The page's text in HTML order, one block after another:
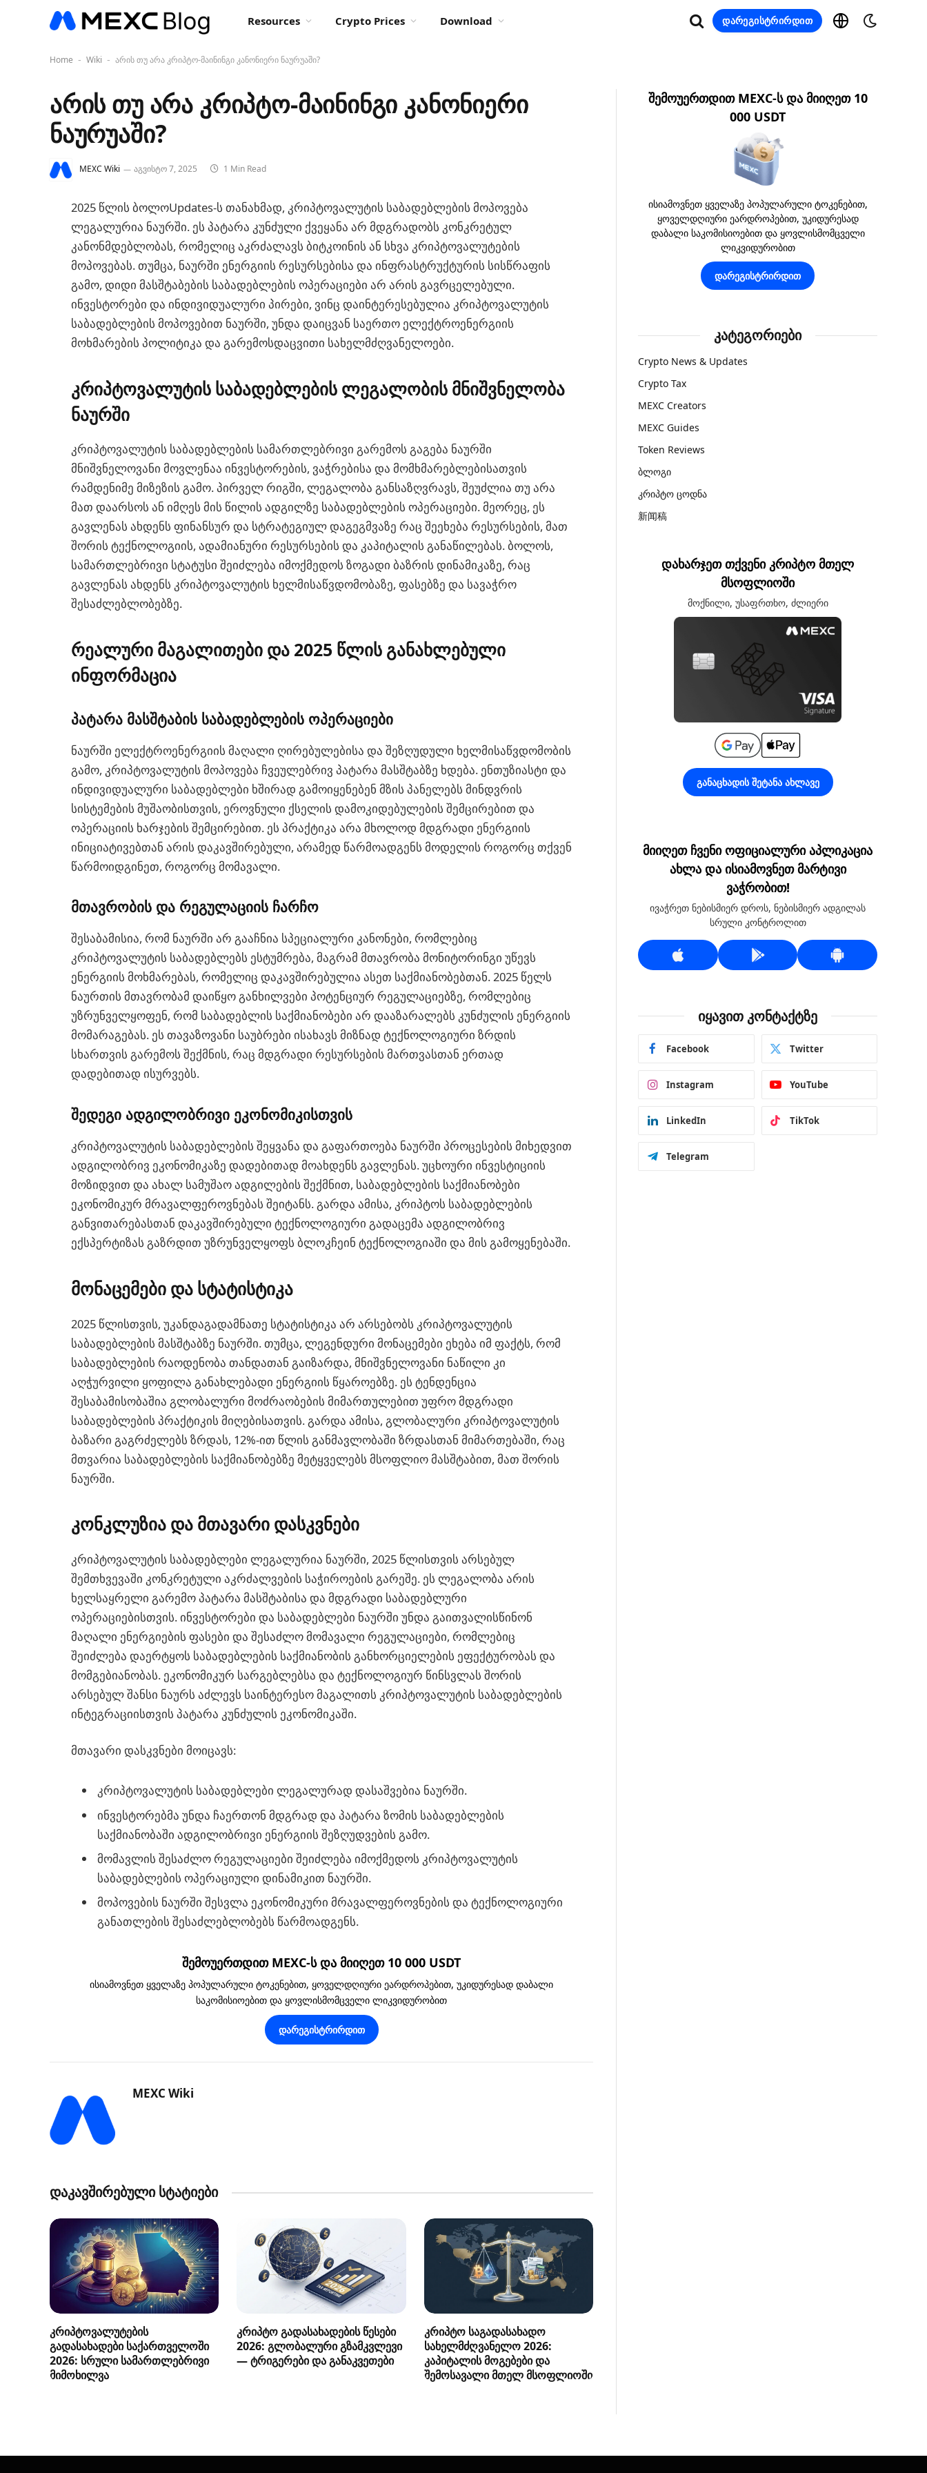
Resources Crypto Prices Download დარეგისტრირდით
Home - Wiki - არის თუ არა კრიპტო-მაინინგი კანონიერი ნაურუაში?
არის თუ არა კრიპტო-მაინინგი კანონიერი
ნაურუაში?
MEXC Wiki აგვისტო 7, 2025 1 Min Read
2025 წლის ბოლოUpdates-ს თანახმად, კრიპტოვალუტის საბადებლების მოპოვება
ლეგალურია ნაურში. ეს პატარა კუნძული ქვეყანა არ მდგრადობს კონკრეტულ
კანონმდებლობას, რომელიც აკრძალავს ბიტკოინის ან სხვა კრიპტოვალუტების
მოპოვებას. თუმცა, ნაურში ენერგიის რესურსებისა და ინფრასტრუქტურის სისწრაფის
გამო, დიდი მასშტაბების საბადებლების ოპერაციები არ არის გავრცელებული.
ინვესტორები და ინდივიდუალური პირები, ვინც დაინტერესებულია კრიპტოვალუტის
საბადებლების მოპოვებით ნაურში, უნდა დაიცვან საერთო ელექტროენერგიის
მოხმარების პოლიტიკა და გარემოსდაცვითი სახელმძღვანელოები.
კრიპტოვალუტის საბადებლების ლეგალობის მნიშვნელობა
ნაურში
კრიპტოვალუტის საბადებლების სამართლებრივი გარემოს გაგება ნაურში
მნიშვნელოვანი მოვლენაა ინვესტორების, ვაჭრებისა და მომხმარებლებისათვის
რამდენიმე მიზეზის გამო. პირველ რიგში, ლეგალობა განსაზღვრავს, შეუძლია თუ არა
მათ დაარსოს ან იმღეს მის წილის ადგილზე საბადებლების ოპერაციები. მეორეც, ეს
გავლენას ახდენს ფინანსურ და სტრატეგიულ დაგეგმვაზე რაც შეეხება რესურსების, მათ
შორის ტექნოლოგიის, ადამიანური რესურსების და კაპიტალის განაწილებას. ბოლოს,
სამართლებრივი სტატუსი შეიძლება იმოქმედოს ზოგადი ბაზრის დინამიკაზე, რაც
გავლენას ახდენს კრიპტოვალუტის ხელმისაწვდომობაზე, ფასებზე და სავაჭრო
შესაძლებლობებზე.
რეალური მაგალითები და 2025 წლის განახლებული
ინფორმაცია
პატარა მასშტაბის საბადებლების ოპერაციები
ნაურში ელექტროენერგიის მაღალი ღირებულებისა და შეზღუდული ხელმისაწვდომობის
გამო, კრიპტოვალუტის მოპოვება ჩვეულებრივ პატარა მასშტაბზე ხდება. ენთუზიასტი და
ინდივიდუალური საბადებლები ხშირად გამოიყენებენ მზის პანელებს მინდვრის
სისტემების მუშაობისთვის, ეროვნული ქსელის დამოკიდებულების შემცირებით და
ოპერაციის ხარჯების შემცირებით. ეს პრაქტიკა არა მხოლოდ მდგრადი ენერგიის
ინიციატივებთან არის დაკავშირებული, არამედ წარმოადგენს მოდელის როგორც თქვენ
წარმოიდგინეთ, როგორც მომავალი.
მთავრობის და რეგულაციის ჩარჩო
შესაბამისია, რომ ნაურში არ გააჩნია სპეციალური კანონები, რომლებიც
კრიპტოვალუტის საბადებლებს ესტუმრება, მაგრამ მთავრობა მონიტორინგი უწევს
ენერგიის მოხმარებას, რომელიც დაკავშირებულია ასეთ საქმიანობებთან. 2025 წელს
ნაურთის მთავრობამ დაიწყო განხილვები პოტენციურ რეგულაციებზე, რომლებიც
უზრუნველყოფენ, რომ საბადებლის საქმიანობები არ დააზარალებს კუნძულის ენერგიის
მომარაგებას. ეს თავაზოვანი საუბრები ისახავს მიზნად ტექნოლოგიური ზრდის
სხართვის გარემოს შექმნის, რაც მდგრადი რესურსების მართვასთან ერთად
დადებითად ისურვებს.
შედეგი ადგილობრივი ეკონომიკისთვის
კრიპტოვალუტის საბადებლების შეყვანა და გაფართოება ნაურში პროცესების მიხედვით
ადგილობრივ ეკონომიკაზე დადებითად მოახდენს გავლენას. უცხოური ინვესტიციის
მოზიდვით და ახალ სამუშაო ადგილების შექმნით, საბადებლების საქმიანობები
ეკონომიკურ მრავალფეროვნებას შეიტანს. გარდა ამისა, კრიპტოს საბადებლების
განვითარებასთან დაკავშირებული ტექნოლოგიური გადაცემა ადგილობრივ
ექსპერტიზას გაზრდით უზრუნველყოფს ბლოკჩეინ ტექნოლოგიაში და მის გამოყენებაში.
მონაცემები და სტატისტიკა
2025 წლისთვის, უკანდაგადამნათე სტატისტიკა არ არსებობს კრიპტოვალუტის
საბადებლების მასშტაბზე ნაურში. თუმცა, ლეგენდური მონაცემები ეხება იმ ფაქტს, რომ
საბადებლების რაოდენობა თანდათან გაიზარდა, მნიშვნელოვანი ნაწილი კი
აღჭურვილი ყოფილა განახლებადი ენერგიის წყაროებზე. ეს ტენდენცია
შესაბამისობაშია გლობალური მოძრაობების მიმართულებით უფრო მდგრადი
საბადებლების პრაქტიკის მიღებისათვის. გარდა ამისა, გლობალური კრიპტოვალუტის
ბაზარი გაგრძელებს ზრდას, 12%-ით წლის განმავლობაში ზრდასთან მიმართებაში, რაც
მთვარია საბადებლების საქმიანობებზე მეტყველებს მსოფლიო მასშტაბით, მათ შორის
ნაურში.
კონკლუზია და მთავარი დასკვნები
კრიპტოვალუტის საბადებლები ლეგალურია ნაურში, 2025 წლისთვის არსებულ
შემთხვევაში კონკრეტული აკრძალვების საჭიროების გარეშე. ეს ლეგალობა არის
ხელსაყრელი გარემო პატარა მასშტაბისა და მდგრადი საბადებლური
ოპერაციებისთვის. ინვესტორები და საბადებლები ნაურში უნდა გაითვალისწინონ
მაღალი ენერგიების ფასები და შესაძლო მომავალი რეგულაციები, რომლებიც
შეიძლება დაერტყოს საბადებლების საქმიანობის განხორციელების ეფექტურობას და
მომგებიანობას. ეკონომიკურ სარგებლებსა და ტექნოლოგიურ წინსვლას შორის
არსებულ შანსი ნაურს აძლევს საინტერესო მაგალითს კრიპტოვალუტის საბადებლების
ინტეგრაციისთვის პატარა კუნძულის ეკონომიკაში.
მთავარი დასკვნები მოიცავს:
კრიპტოვალუტის საბადებლები ლეგალურად დასაშვებია ნაურში.
ინვესტორებმა უნდა ჩაერთონ მდგრად და პატარა ზომის საბადებლების
საქმიანობაში ადგილობრივი ენერგიის შეზღუდვების გამო.
მომავლის შესაძლო რეგულაციები შეიძლება იმოქმედოს კრიპტოვალუტის
საბადებლების ოპერაციული დინამიკით ნაურში.
მოპოვების ნაურში შესვლა ეკონომიკური მრავალფეროვნების და ტექნოლოგიური
განათლების შესაძლებლობებს წარმოადგენს.
შემოუერთდით MEXC-ს და მიიღეთ 10 000 USDT
ისიამოვნეთ ყველაზე პოპულარული ტოკენებით, ყოველდღიური ეარდროპებით, უკიდურესად დაბალი
საკომისიოებით და ყოვლისმომცველი ლიკვიდურობით
დარეგისტრირდით
MEXC Wiki
დაკავშირებული სტატიები
კრიპტოვალუტების
გადასახადები საქართველოში
2026: სრული სამართლებრივი
მიმოხილვა
კრიპტო გადასახადების წესები
2026: გლობალური გზამკვლევი
— ტრიგერები და განაკვეთები
კრიპტო საგადასახადო
სახელმძღვანელო 2026:
კაპიტალის მოგებები და
შემოსავალი მთელ მსოფლიოში
შემოუერთდით MEXC-ს და მიიღეთ 10
000 USDT
ისიამოვნეთ ყველაზე პოპულარული ტოკენებით,
ყოველდღიური ეარდროპებით, უკიდურესად
დაბალი საკომისიოებით და ყოვლისმომცველი
ლიკვიდურობით
დარეგისტრირდით
კატეგორიები
Crypto News & Updates
Crypto Tax
MEXC Creators
MEXC Guides
Token Reviews
ბლოგი
კრიპტო ცოდნა
新闻稿
დახარჯეთ თქვენი კრიპტო მთელ
მსოფლიოში
მოქნილი, უსაფრთხო, ძლიერი
განაცხადის შეტანა ახლავე
მიიღეთ ჩვენი ოფიციალური აპლიკაცია
ახლა და ისიამოვნეთ მარტივი
ვაჭრობით!
ივაჭრეთ ნებისმიერ დროს, ნებისმიერ ადგილას
სრული კონტროლით
იყავით კონტაქტზე
Facebook Twitter
Instagram YouTube
LinkedIn TikTok
Telegram